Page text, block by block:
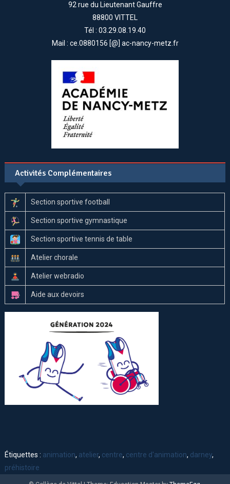
92 rue du Lieutenant Gauffre
88800 VITTEL
Tél : 03.29.08.19.40
Mail : ce.0880156 [@] ac-nancy-metz.fr
Activités Complémentaires
Section sportive football
Section sportive gymnastique
Section sportive tennis de table
Atelier chorale
Atelier webradio
Aide aux devoirs
Étiquettes : animation, atelier, centre, centre d'animation, darney,
préhistoire